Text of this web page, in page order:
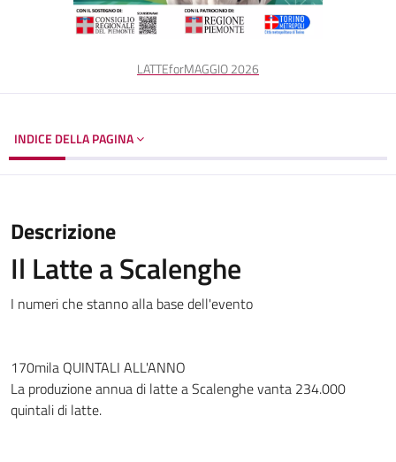
LATTEforMAGGIO 2026
INDICE DELLA PAGINA
Descrizione
Il Latte a Scalenghe
I numeri che stanno alla base dell'evento
170mila QUINTALI ALL'ANNO
La produzione annua di latte a Scalenghe vanta 234.000
quintali di latte.